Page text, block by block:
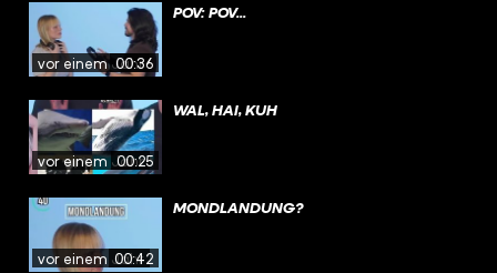
vor einem Jahr
00:36
POV: POV...
vor einem Jahr
00:25
WAL, HAI, KUH
vor einem Jahr
00:42
MONDLANDUNG?